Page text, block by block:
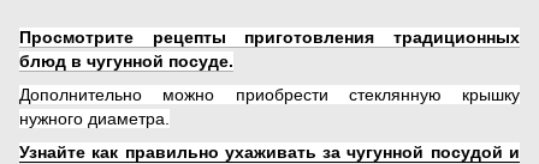
Просмотрите рецепты приготовления традиционных
блюд в чугунной посуде.
Дополнительно можно приобрести стеклянную крышку
нужного диаметра.
Узнайте как правильно ухаживать за чугунной посудой и